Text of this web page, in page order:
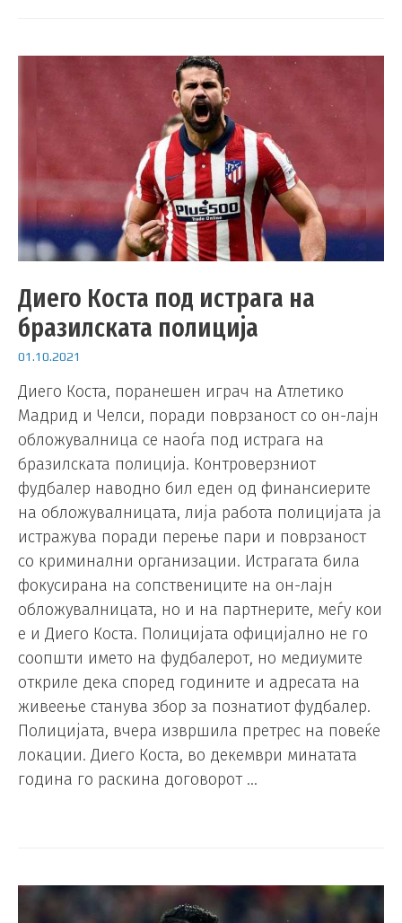
Диего Коста под истрага на
бразилската полиција
01.10.2021
Диего Коста, поранешен играч на Атлетико
Мадрид и Челси, поради поврзаност со он-лајн
обложувалница се наоѓа под истрага на
бразилската полиција. Контроверзниот
фудбалер наводно бил еден од финансиерите
на обложувалницата, лија работа полицијата ја
истражува поради перење пари и поврзаност
со криминални организации. Истрагата била
фокусирана на сопствениците на он-лајн
обложувалницата, но и на партнерите, меѓу кои
е и Диего Коста. Полицијата официјално не го
соопшти името на фудбалерот, но медиумите
откриле дека според годините и адресата на
живеење станува збор за познатиот фудбалер.
Полицијата, вчера извршила претрес на повеќе
локации. Диего Коста, во декември минатата
година го раскина договорот …